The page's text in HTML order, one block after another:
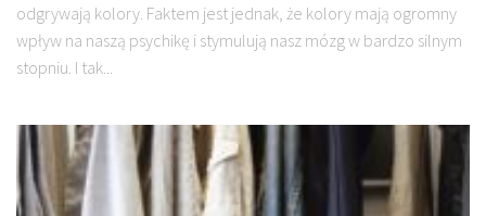
odgrywają kolory. Faktem jest jednak, że kolory mają ogromny
wpływ na naszą psychikę i stymulują nasz mózg w bardzo silnym
stopniu. I tak...